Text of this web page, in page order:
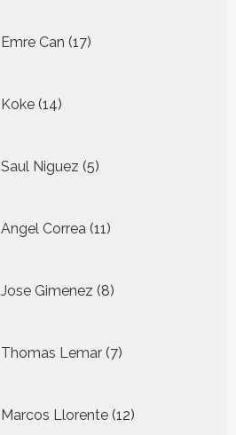
Emre Can 17
producten
Koke 14
producten
Saul Niguez 5
producten
Angel Correa 11
producten
Jose Gimenez 8
producten
Thomas Lemar 7
producten
Marcos Llorente 12
producten